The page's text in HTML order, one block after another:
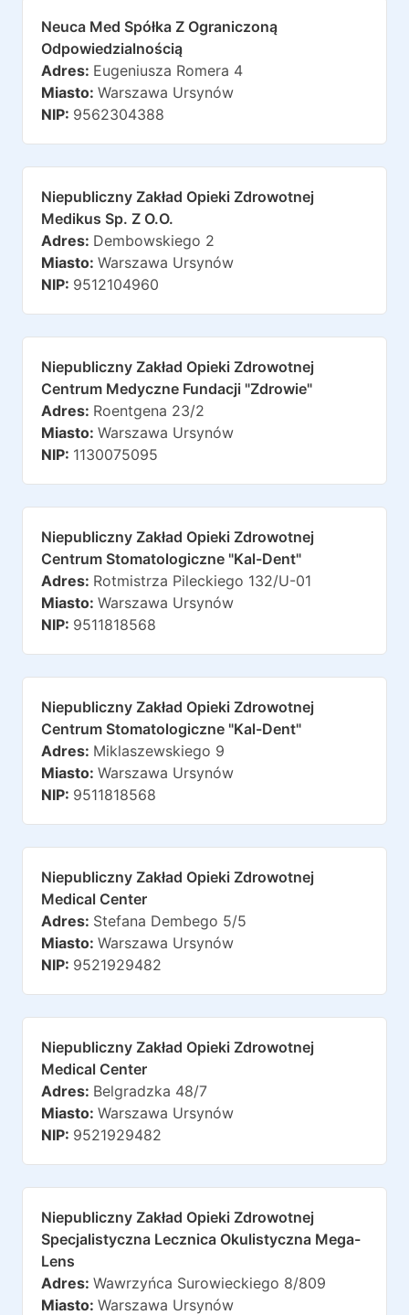
Neuca Med Spółka Z Ograniczoną
Odpowiedzialnością
Adres: Eugeniusza Romera 4
Miasto: Warszawa Ursynów
NIP: 9562304388
Niepubliczny Zakład Opieki Zdrowotnej
Medikus Sp. Z O.o.
Adres: Dembowskiego 2
Miasto: Warszawa Ursynów
NIP: 9512104960
Niepubliczny Zakład Opieki Zdrowotnej
Centrum Medyczne Fundacji "zdrowie"
Adres: Roentgena 23/2
Miasto: Warszawa Ursynów
NIP: 1130075095
Niepubliczny Zakład Opieki Zdrowotnej
Centrum Stomatologiczne "kal-Dent"
Adres: Rotmistrza Pileckiego 132/u-01
Miasto: Warszawa Ursynów
NIP: 9511818568
Niepubliczny Zakład Opieki Zdrowotnej
Centrum Stomatologiczne "kal-Dent"
Adres: Miklaszewskiego 9
Miasto: Warszawa Ursynów
NIP: 9511818568
Niepubliczny Zakład Opieki Zdrowotnej
Medical Center
Adres: Stefana Dembego 5/5
Miasto: Warszawa Ursynów
NIP: 9521929482
Niepubliczny Zakład Opieki Zdrowotnej
Medical Center
Adres: Belgradzka 48/7
Miasto: Warszawa Ursynów
NIP: 9521929482
Niepubliczny Zakład Opieki Zdrowotnej
Specjalistyczna Lecznica Okulistyczna Mega-
Lens
Adres: Wawrzyńca Surowieckiego 8/809
Miasto: Warszawa Ursynów